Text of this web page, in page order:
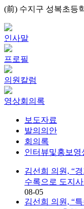
(前) 수지구 성복초등
인사말
프로필
의원칼럼
영상회의록
보도자료
발의의안
회의록
인터뷰및홍보영
김선희 의원, “
수록으로 도지
08-05
김선희 의원, “